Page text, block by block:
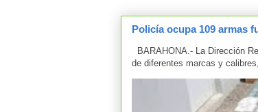
Policía ocupa 109 armas
BARAHONA.- La Dirección
de diferentes marcas y calibres,